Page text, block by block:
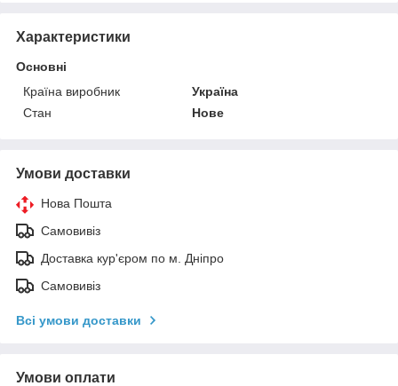
Характеристики
Основні
Країна виробник
Україна
Стан
Нове
Умови доставки
Нова Пошта
Самовивіз
Доставка кур'єром по м. Дніпро
Самовивіз
Всі умови доставки
Умови оплати